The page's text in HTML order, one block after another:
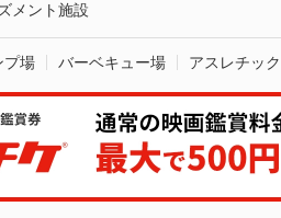
メント施設
プ場 バーベキュー場 アスレチック